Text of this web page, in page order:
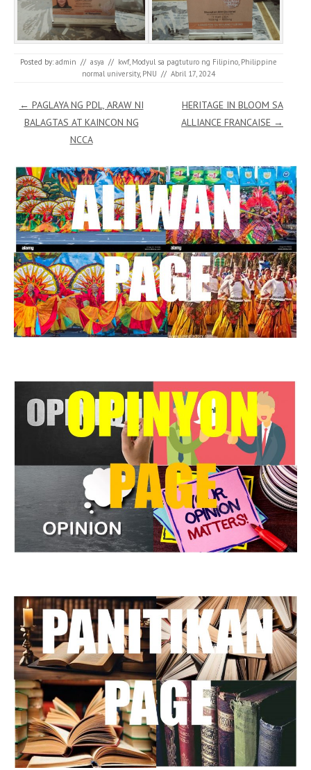
Posted by: admin // asya // kwf, Modyul sa pagtuturo ng Filipino, Philippine
normal university, PNU // Abril 17, 2024
Post navigation
← PAGLAYA NG PDL, ARAW NI
BALAGTAS AT KAINCON NG
NCCA
HERITAGE IN BLOOM SA
ALLIANCE FRANCAISE →